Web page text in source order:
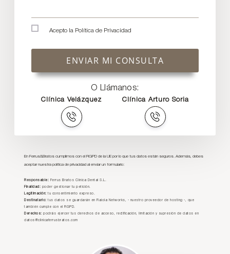
Acepto la Política de Privacidad
ENVIAR MI CONSULTA
O Llámanos:
Clínica Velázquez Clínica Arturo Soria
En Ferrus&Bratos cumplimos con el RGPD de la UE por lo que tus datos están seguros. Además, debes
aceptar nuestra política de privacidad al enviar un formulario:
Responsable: Ferrus Bratos Clínica Dental S.L.
Finalidad: poder gestionar tu petición.
Legitimación: tu consentimiento expreso.
Destinatario: tus datos se guardarán en Raiola Networks, - nuestro proveedor de hosting -, que
también cumple con el RGPD.
Derechos: podrás ejercer tus derechos de acceso, rectificación, limitación y supresión de datos en
datos@clinicaferrusbratos.com